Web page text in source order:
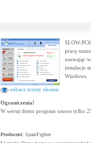
zobacz zrzuty ekranu
SLOW-
pracę
usuwając
instalacje
Windows.
Ograniczenia!
W wersji demo program usuwa tylko
Producent: SpamFighter